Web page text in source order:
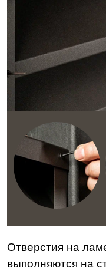
Отверстия на
выполняются на